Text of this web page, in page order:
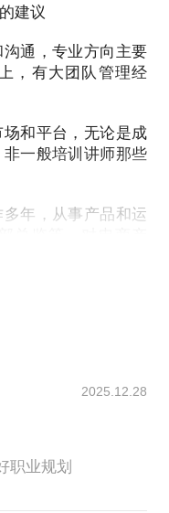
验，除了擅长的电
外，还对其他环节
市场都有不同程度
性的发展建议，消
剖析并尝试找到真
怎么开始第一步后
好，到底问题在哪里
以主动争取到更多
野莓，fruugo，美
建议
通，专业方向主要
，有大团队管理经
和平台，无论是成
一般培训讲师那些
年，从事产品和运
猎。
大卖家，对国内和
有沉淀和观点，在
2025.12.28
职业规划